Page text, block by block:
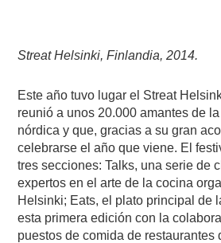
Streat Helsinki, Finlandia, 2014.
Este año tuvo lugar el Streat
reunió a unos 20.000 amantes de
nórdica y que, gracias a su gran
celebrarse el año que viene. El
tres secciones: Talks, una serie de
expertos en el arte de la cocina
Helsinki; Eats, el plato principal de
esta primera edición con la
puestos de comida de restaurantes